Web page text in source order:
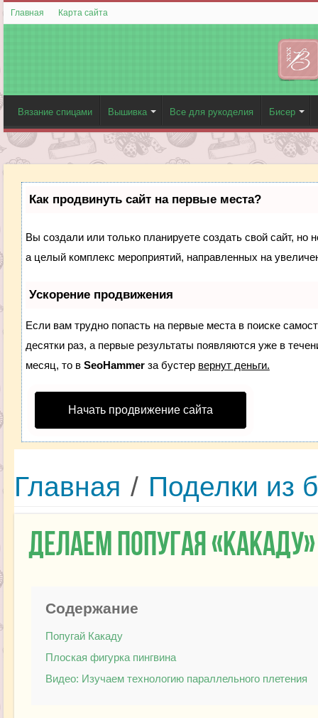
Главная Карта сайта
Вязание спицами Вышивка Все для рукоделия Бисер
Как продвинуть сайт на первые места?
Вы создали или только планируете создать свой сайт, но
а целый комплекс мероприятий, направленных на
Ускорение продвижения
Если вам трудно попасть на первые места в поиске
десятки раз, а первые результаты появляются уже в
месяц, то в SeoHammerза бустер вернут деньги.
Начать продвижение сайта
Главная / Поделки из
Делаем попугая
Содержание
Попугай Какаду
Плоская фигурка пингвина
Видео: Изучаем технологию параллельного плетения